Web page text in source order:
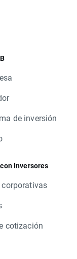
de inversión
Inversores
cotización